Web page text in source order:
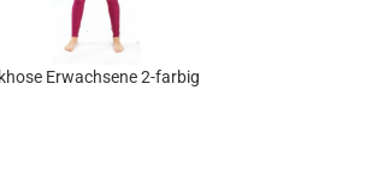
Erwachsene 2-farbig